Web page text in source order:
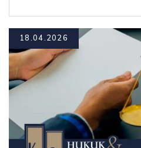
18.04.2026